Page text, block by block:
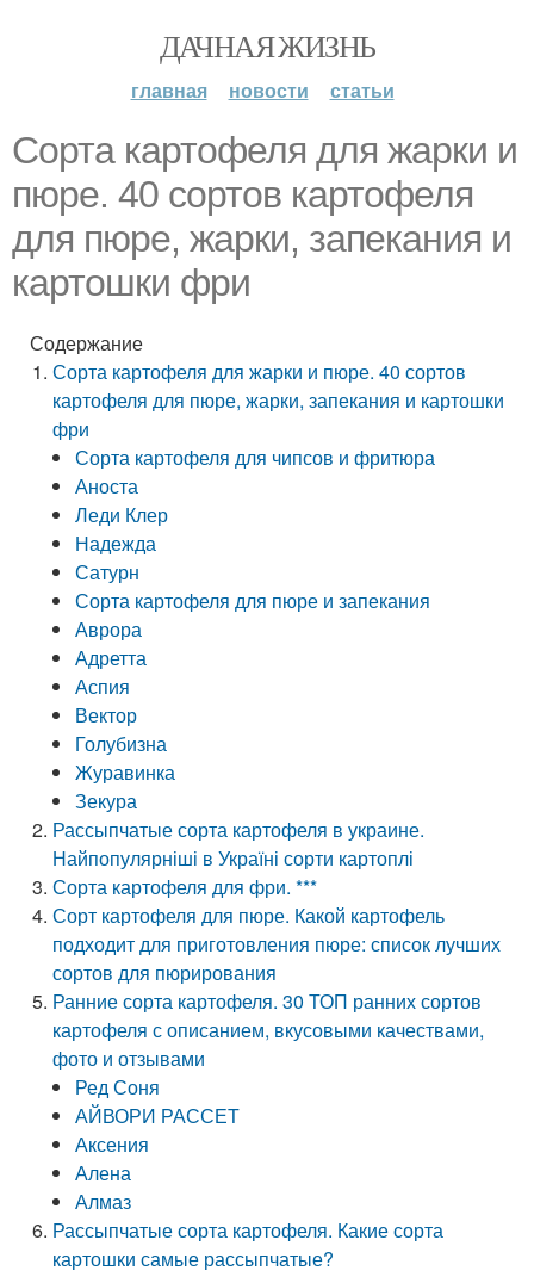
ДАЧНАЯ ЖИЗНЬ
главная новости статьи
Сорта картофеля для жарки и
пюре. 40 сортов картофеля
для пюре, жарки, запекания и
картошки фри
Содержание
Сорта картофеля для жарки и пюре. 40 сортов
картофеля для пюре, жарки, запекания и картошки
фри
Сорта картофеля для чипсов и фритюра
Аноста
Леди Клер
Надежда
Сатурн
Сорта картофеля для пюре и запекания
Аврора
Адретта
Аспия
Вектор
Голубизна
Журавинка
Зекура
Рассыпчатые сорта картофеля в украине.
Найпопулярніші в Україні сорти картоплі
Сорта картофеля для фри. ***
Сорт картофеля для пюре. Какой картофель
подходит для приготовления пюре: список лучших
сортов для пюрирования
Ранние сорта картофеля. 30 ТОП ранних сортов
картофеля с описанием, вкусовыми качествами,
фото и отзывами
Ред Соня
АЙВОРИ РАССЕТ
Аксения
Алена
Алмаз
Рассыпчатые сорта картофеля. Какие сорта
картошки самые рассыпчатые?